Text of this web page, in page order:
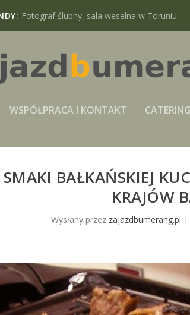
Fotograf ślubny, sala weselna w Toruniu
WSPÓŁPRACA I KONTAKT
SMAKI BAŁKAŃSKIEJ
KRAJÓW
Wysłany przez zajazdbumerang.pl |